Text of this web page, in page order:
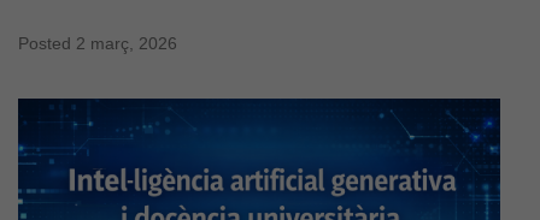
Posted 2 març, 2026